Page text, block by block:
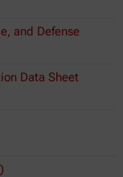
and Defense
Data Sheet